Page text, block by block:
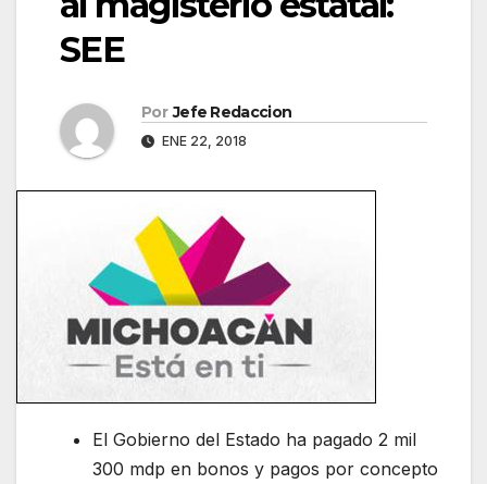
SEE
Por Jefe Redaccion
ENE 22, 2018
El Gobierno del Estado ha pagado 2 mil
300 mdp en bonos y pagos por concepto